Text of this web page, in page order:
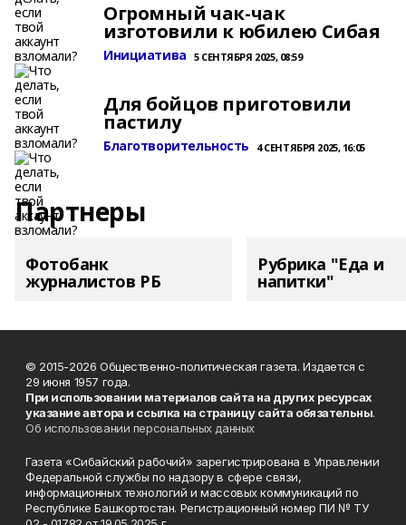
Огромный чак-чак
изготовили к юбилею Сибая
Инициатива 5 СЕНТЯБРЯ 2025, 08:59
Для бойцов приготовили
пастилу
Благотворительность 4 СЕНТЯБРЯ 2025, 16:05
Партнеры
Фотобанк
журналистов РБ
Рубрика "Еда и
напитки"
© 2015-2026 Общественно-политическая газета. Издается с
29 июня 1957 года.
При использовании материалов сайта на других ресурсах
указание автора и ссылка на страницу сайта обязательны.
Об использовании персональных данных
Газета «Сибайский рабочий» зарегистрирована в Управлении
Федеральной службы по надзору в сфере связи,
информационных технологий и массовых коммуникаций по
Республике Башкортостан. Регистрационный номер ПИ № ТУ